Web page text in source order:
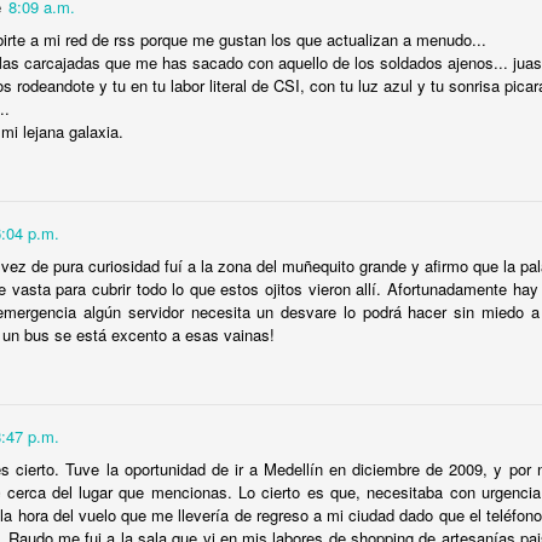
8:09 a.m.
a mi red de rss porque me gustan los que actualizan a menudo...
carcajadas que me has sacado con aquello de los soldados ajenos...
rodeandote y tu en tu labor literal de CSI, con tu luz azul y tu sonrisa
lejana galaxia.
p.m.
de pura curiosidad fuí a la zona del muñequito grande y afirmo que la
vasta para cubrir todo lo que estos ojitos vieron allí. Afortunadamente
algún servidor necesita un desvare lo podrá hacer sin miedo
bus se está excento a esas vainas!
p.m.
cierto. Tuve la oportunidad de ir a Medellín en diciembre de 2009, y por
cerca del lugar que mencionas. Lo cierto es que, necesitaba con
hora del vuelo que me llevería de regreso a mi ciudad dado que el
para el ejemplo con el que abro esta entrada, encierran un fascinante
que nunca decepciona si se le dedica la atención del caso. Nótese
llevar la contabilidad de las victorias y las derrotas de hombres y mujeres
siendo (aunque menos fumado en estos últimos años) tengo muy claro
involuntariamente, suscitado el pánico de muchos hombres (cordial saludo
que todavía me consideren un feminista muy, muy, muy fumado en
a cualquierGuerra de los Sexosque no sea la producida por
Al igual que en cualquier litigio, las guerras se ganan y se pierden,
un lado porque estoy convencido de que las negociaciones más
ningún sentido para quienes no participan en ellos. Lo único que llega
con el ejemplo) son las versiones que cada partícipe decide poner en
ser más elocuente en este sentido. Mi antiguo estudiante no me
del sábado. Si se tomó la molestia fue para “quejarse” de que lo habían